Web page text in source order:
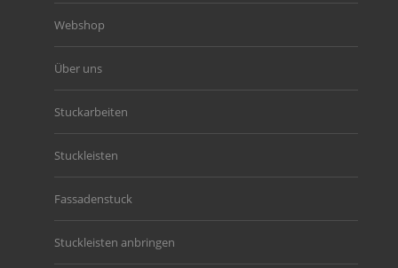
Webshop
Über uns
Stuckarbeiten
Stuckleisten
Fassadenstuck
Stuckleisten anbringen